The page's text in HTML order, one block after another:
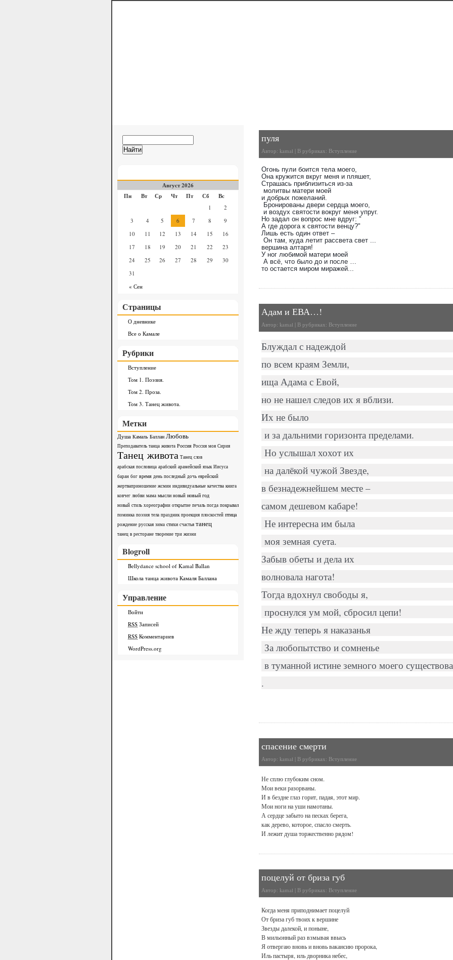
пуля
Автор: kamal | В рубриках: Вступление
Огонь пули боится тела моего,
Она кружится вкруг меня и пляшет,
Страшась приблизиться из-за
молитвы матери моей
и добрых пожеланий.
Бронированы двери сердца моего,
и воздух святости вокруг меня упруг.
Но задал он вопрос мне вдруг: "
А где дорога к святости венцу?"
Лишь есть один ответ –
Он там, куда летит рассвета свет ...
вершина алтаря!
У ног любимой матери моей
А всё, что было до и после …
то остается миром миражей...
Адам и ЕВА…!
Автор: kamal | В рубриках: Вступление
Блуждал с надеждой
по всем краям Земли,
ища Адама с Евой,
но не нашел следов их я вблизи.
Их не было
и за дальними горизонта пределами.
Но услышал хохот их
на далёкой чужой Звезде,
в безнадежнейшем месте –
самом дешевом кабаре!
Не интересна им была
моя земная суета.
Забыв обеты и дела их
волновала нагота!
Тогда вдохнул свободы я,
проснулся ум мой, сбросил цепи!
Не жду теперь я наказанья
За любопытство и сомненье
в туманной истине земного моего
.
спасение смерти
Автор: kamal | В рубриках: Вступление
Не сплю глубоким сном.
Мои веки разорваны.
И в бездне глаз горит, падая, этот мир.
Мои ноги на уши намотаны.
А сердце забыто на песках берега,
как дерево, которое, спасло смерть.
И лежит душа торжественно рядом!
поцелуй от бриза губ
Автор: kamal | В рубриках: Вступление
Когда меня приподнимает поцелуй
От бриза губ твоих к вершине
Звезды далекой, и поныне,
В мильонный раз взмывая ввысь
Я отвергаю вновь и вновь вакансию пророка,
Иль пастыря, иль дворника небес,
Август 2026
Пн
Вт Ср Чт Пт Сб Вс
« Сен
1
2
3
4 5 6 7 8
9
10
11 12 13 14 15
16
17
18 19 20 21 22
23
24
25 26 27 28 29
30
31
Страницы
О дневнике
Все о Камале
Рубрики
Вступление
Том 1. Поэзия.
Том 2. Проза.
Том 3. Танец живота.
Метки
Душа Камаль Баллан Любовь
Преподаватель танца живота Россия Россия моя Сирия
Танец живота Танец слов
арабская пословица арабский арамейский язык Иисуса
баран бог время день последный дочь еврейский
жертваприношение жсмин индивидуальные качества книга
ковчег любви мама мысли новый новый год
новый стиль хореографии открытие печаль погда покрывал
поминка поэзия тела праздник проекция плоскостей птица
рождение русская зима стихи счастья танец
танец в ресторане творение три жизни
Blogroll
Bellydance school of Kamal Ballan
Школа танца живота Камаля Баллана
Управление
Войти
RSS Записей
RSS Комментариев
WordPress.org